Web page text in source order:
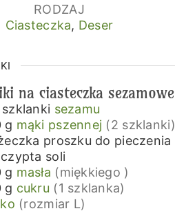
RODZAJ
Ciasteczka, Deser
na ciasteczka sezamowe
szklanki sezamu
g mąki pszennej (2 szklanki)
proszku do pieczenia
soli
g masła (miękkiego )
g cukru (1 szklanka)
(rozmiar L)